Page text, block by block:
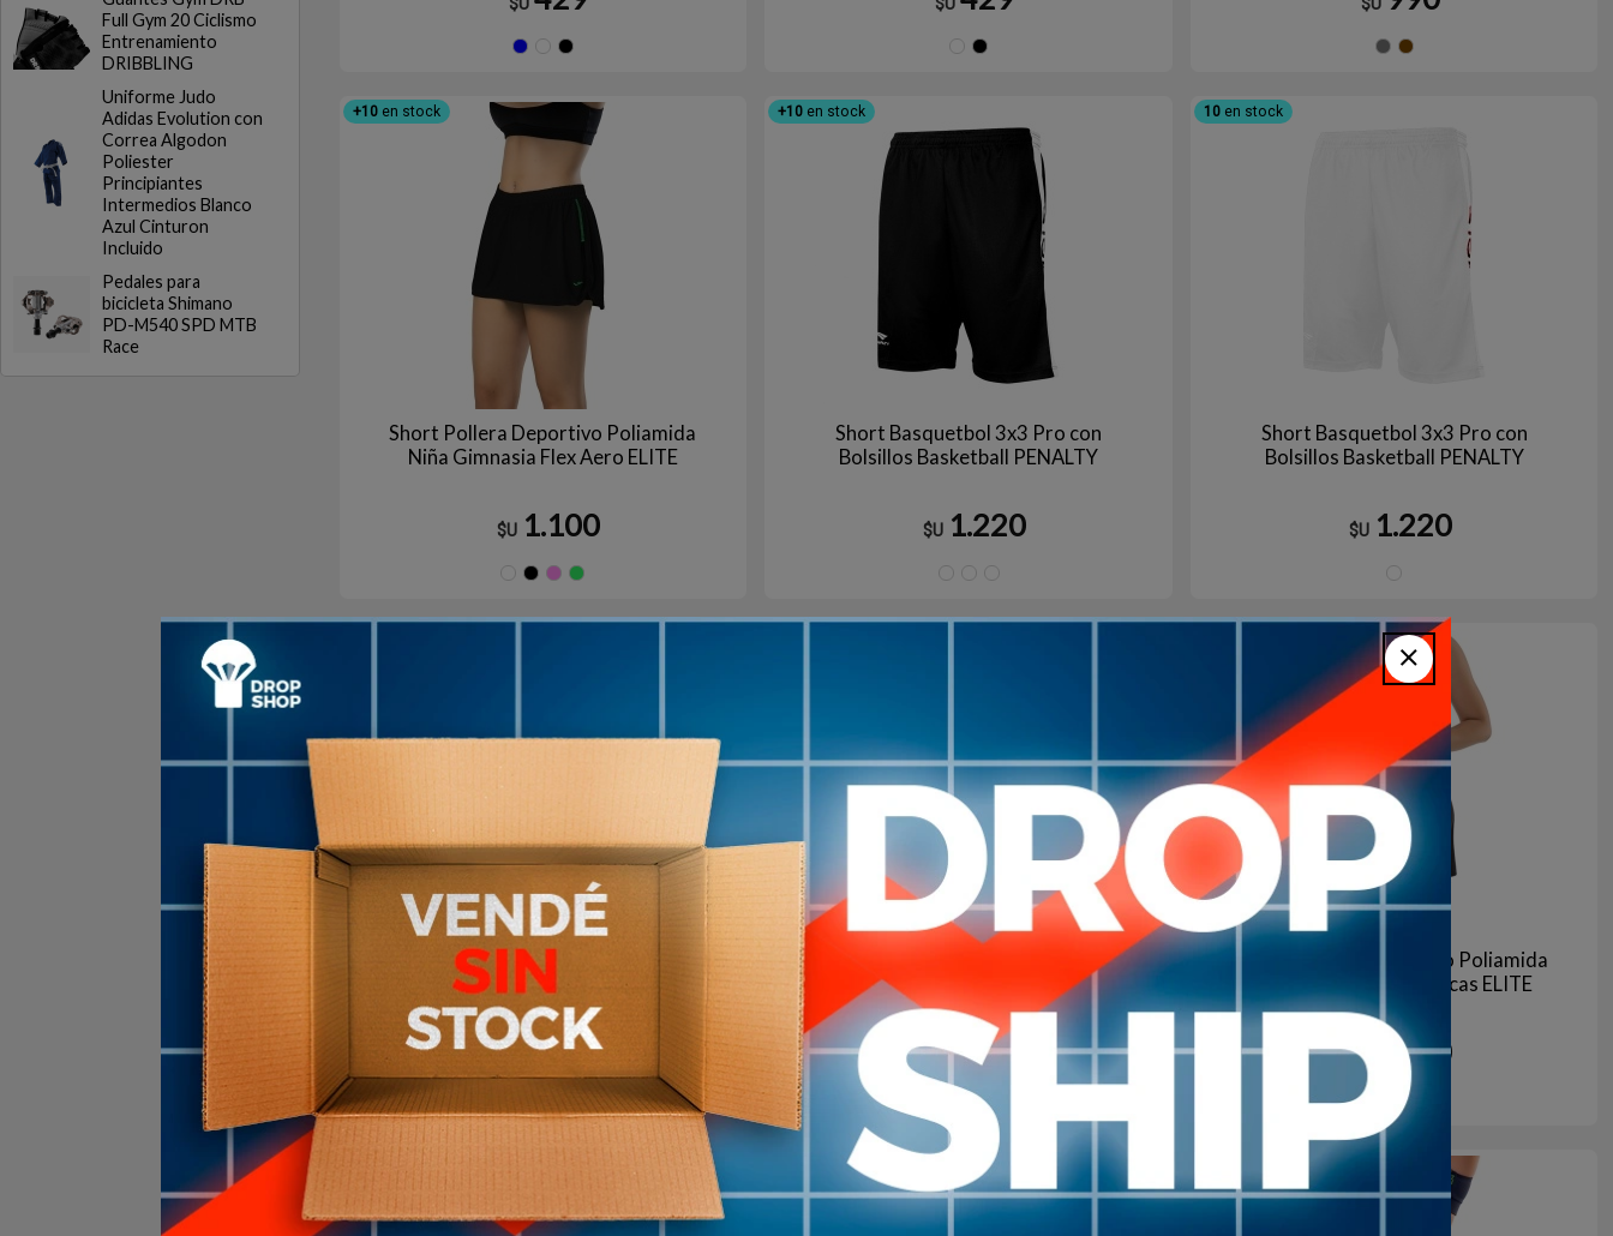
Full Gym 20 Ciclismo
Entrenamiento
DRIBBLING
Uniforme Judo
Adidas Evolution con
Correa Algodon
Poliester
Principiantes
Intermedios Blanco
Azul Cinturon
Incluido
Pedales para
bicicleta Shimano
PD-M540 SPD MTB
Race
+10en stock
Short Pollera Deportivo Poliamida
Niña Gimnasia Flex Aero ELITE
$U 1.100
+10 en stock
Short Basquetbol 3x3 Pro con
Bolsillos Basketball PENALTY
$U 1.220
10en stock
Short Basquetbol 3x3 Pro con
Bolsillos Basketball PENALTY
$U 1.220
Short Basquetbol 3x3 Pro con
Bolsillos Basketball PENALTY
$U 1.220
ROJO/BLANCO
Short con Calza Running deporte
con Bolsillo en Calza Caballero
ELITE
$U 1.290
Short Pollera Deportivo Poliamida
Niña Gimnasia Aeróbicas ELITE
$U 1.290
en stock